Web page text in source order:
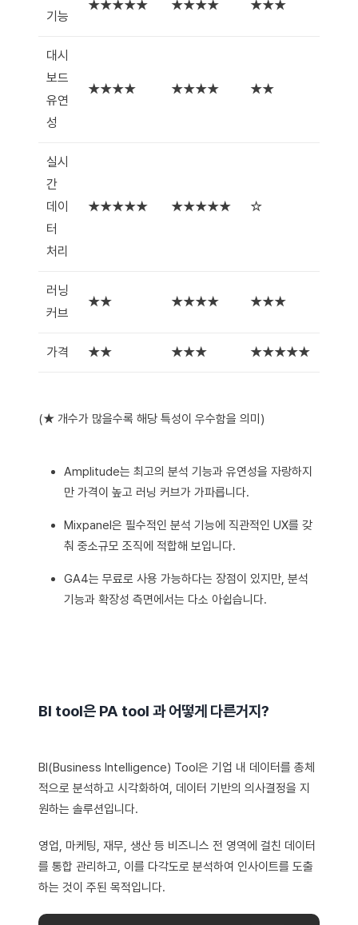
기능
★★★★★ ★★★★ ★★★
대시
보드
유연
성
★★★★ ★★★★ ★★
실시
간
데이
터
처리
★★★★★ ★★★★★ ☆
러닝
커브
★★ ★★★★ ★★★
가격 ★★ ★★★ ★★★★★
(★ 개수가 많을수록 해당 특성이 우수함을 의미)
Amplitude는 최고의 분석 기능과 유연성을 자랑하지
만 가격이 높고 러닝 커브가 가파릅니다.
Mixpanel은 필수적인 분석 기능에 직관적인 UX를 갖
춰 중소규모 조직에 적합해 보입니다.
GA4는 무료로 사용 가능하다는 장점이 있지만, 분석
기능과 확장성 측면에서는 다소 아쉽습니다.
BI tool은 PA tool 과 어떻게 다른거지?
BI(Business Intelligence) Tool은 기업 내 데이터를 총체
적으로 분석하고 시각화하여, 데이터 기반의 의사결정을 지
원하는 솔루션입니다.
영업, 마케팅, 재무, 생산 등 비즈니스 전 영역에 걸친 데이터
를 통합 관리하고, 이를 다각도로 분석하여 인사이트를 도출
하는 것이 주된 목적입니다.